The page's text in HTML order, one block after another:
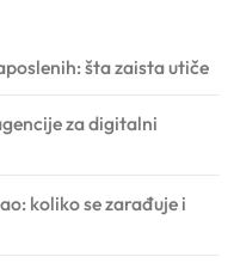
šta zaista utiče
za digitalni
koliko se zarađuje i